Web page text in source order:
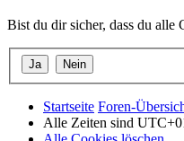
Bist du dir sicher, dass du alle
Startseite Foren-
Alle Zeiten sind